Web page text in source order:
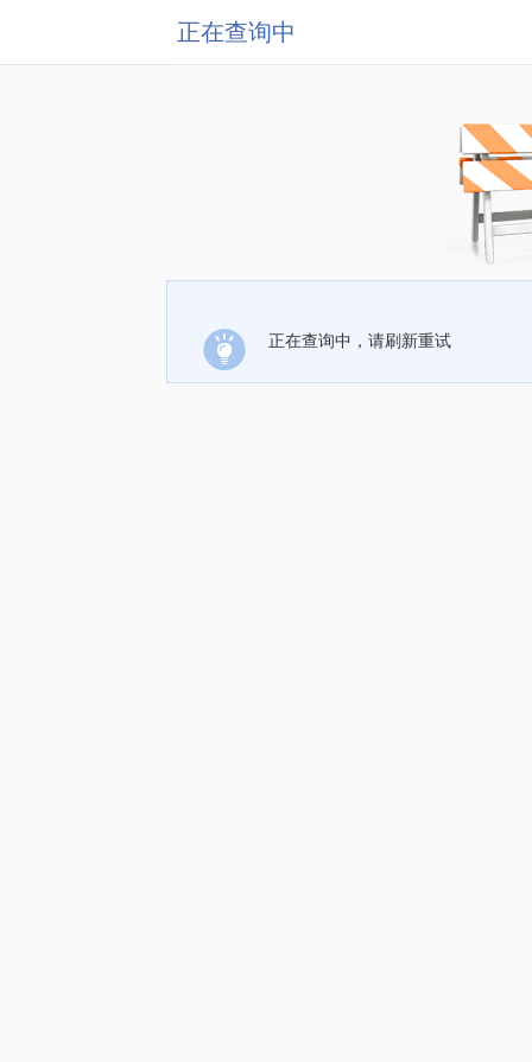
正在查询中
正在查询中，请刷新重试